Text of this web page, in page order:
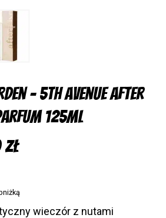
– 5th Avenue After
125ml
złAktualna
89,00 zł.
wieczór z nutami